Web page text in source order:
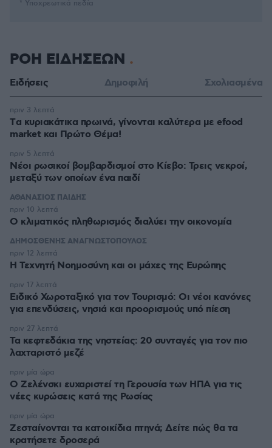
* Υποχρεωτικά πεδία
ΡΟΗ ΕΙΔΗΣΕΩΝ
Ειδήσεις Δημοφιλή Σχολιασμένα
Tα κυριακάτικα πρωινά, γίνονται καλύτερα με efood
market και Πρώτο Θέμα!
πριν 3 λεπτά
Νέοι ρωσικοί βομβαρδισμοί στο Κίεβο: Τρεις νεκροί,
μεταξύ των οποίων ένα παιδί
πριν 5 λεπτά
ΑΘΑΝΑΣΙΟΣ ΠΑΙΔΗΣ
Ο κλιματικός πληθωρισμός διαλύει την οικονομία
πριν 10 λεπτά
ΔΗΜΟΣΘΕΝΗΣ ΑΝΑΓΝΩΣΤΟΠΟΥΛΟΣ
H Τεχνητή Νοημοσύνη και οι μάχες της Ευρώπης
πριν 12 λεπτά
Ειδικό Χωροταξικό για τον Τουρισμό: Οι νέοι κανόνες
για επενδύσεις, νησιά και προορισμούς υπό πίεση
πριν 17 λεπτά
Τα κεφτεδάκια της νηστείας: 20 συνταγές για τον πιο
λαχταριστό μεζέ
πριν 27 λεπτά
Ο Ζελένσκι ευχαριστεί τη Γερουσία των ΗΠΑ για τις
νέες κυρώσεις κατά της Ρωσίας
πριν μία ώρα
Ζεσταίνονται τα κατοικίδια πτηνά; Δείτε πώς θα τα
κρατήσετε δροσερά
πριν μία ώρα